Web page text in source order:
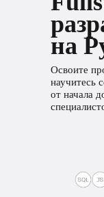
на
Освоите
научитесь
от начала